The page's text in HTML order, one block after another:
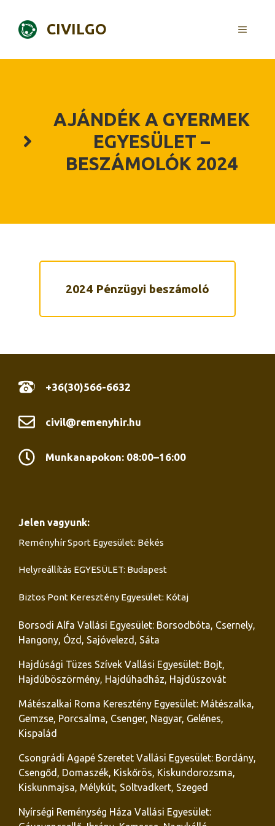
content
CIVILGO MENU
AJÁNDÉK A GYERMEK
EGYESÜLET –
BESZÁMOLÓK 2024
2024 Pénzügyi beszámoló
+36(30)566-6632
civil@remenyhir.hu
Munkanapokon: 08:00–16:00
Jelen vagyunk:
Reményhír Sport Egyesület: Békés
Helyreállítás EGYESÜLET: Budapest
Biztos Pont Keresztény Egyesület: Kótaj
Borsodi Alfa Vallási Egyesület: Borsodbóta, Csernely,
Hangony, Ózd, Sajóvelezd, Sáta
Hajdúsági Tüzes Szívek Vallási Egyesület: Bojt,
Hajdúböszörmény, Hajdúhadház, Hajdúszovát
Mátészalkai Roma Keresztény Egyesület: Mátészalka,
Gemzse, Porcsalma, Csenger, Nagyar, Gelénes,
Kispalád
Csongrádi Agapé Szeretet Vallási Egyesület: Bordány,
Csengőd, Domaszék, Kiskőrös, Kiskundorozsma,
Kiskunmajsa, Mélykút, Soltvadkert, Szeged
Nyírségi Reménység Háza Vallási Egyesület: